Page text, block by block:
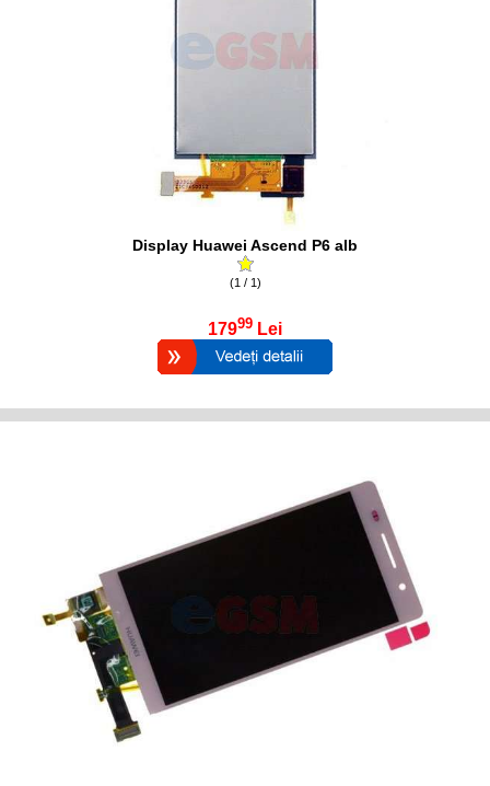
Display Huawei Ascend P6 alb
(1 / 1)
17999 Lei